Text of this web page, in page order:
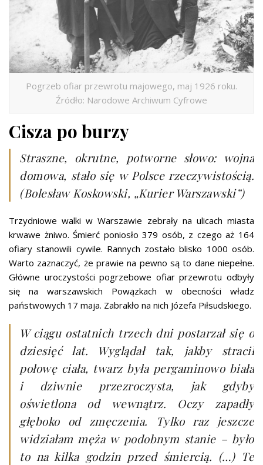
Pogrzeb ofiar przewrotu majowego, maj 1926 roku.
Źródło: Narodowe Archiwum Cyfrowe
Cisza po burzy
Straszne, okrutne, potworne słowo: wojna
domowa, stało się w Polsce rzeczywistością.
(Bolesław Koskowski, „Kurier Warszawski”)
Trzydniowe walki w Warszawie zebrały na ulicach miasta
krwawe żniwo. Śmierć poniosło 379 osób, z czego aż 164
ofiary stanowili cywile. Rannych zostało blisko 1000 osób.
Warto zaznaczyć, że prawie na pewno są to dane niepełne.
Główne uroczystości pogrzebowe ofiar przewrotu odbyły
się na warszawskich Powązkach w obecności władz
państwowych 17 maja. Zabrakło na nich Józefa Piłsudskiego.
W ciągu ostatnich trzech dni postarzał się o
dziesięć lat. Wyglądał tak, jakby stracił
połowę ciała, twarz była pergaminowo biała
i dziwnie przezroczysta, jak gdyby
oświetlona od wewnątrz. Oczy zapadły
głęboko od zmęczenia. Tylko raz jeszcze
widziałam męża w podobnym stanie – było
to na kilka godzin przed śmiercią. (…) Te